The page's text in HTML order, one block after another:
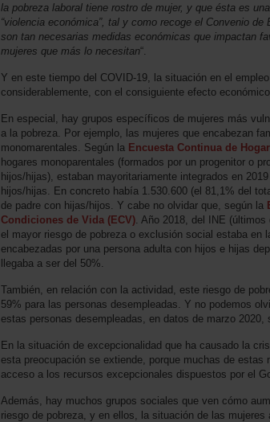
la pobreza laboral tiene rostro de mujer, y que ésta es
“violencia económica”, tal y como recoge el Convenio de
son tan necesarias medidas económicas que impactan
mujeres que más lo necesitan“.
Y en este tiempo del COVID-19, la situación en el
considerablemente, con el consiguiente efecto
En especial, hay grupos específicos de mujeres más
a la pobreza. Por ejemplo, las mujeres que encabezan
monomarentales. Según la Encuesta Continua de
hogares monoparentales (formados por un progenitor o
hijos/hijas), estaban mayoritariamente integrados en
hijos/hijas. En concreto había 1.530.600 (el 81,1% del
de padre con hijas/hijos. Y cabe no olvidar que, según la
Condiciones de Vida (ECV) . Año 2018, del INE
el mayor riesgo de pobreza o exclusión social estaba en
encabezadas por una persona adulta con hijos e hijas
llegaba a ser del 50%.
También, en relación con la actividad, este riesgo de
59% para las personas desempleadas. Y no podemos
estas personas desempleadas, en datos de marzo 2020,
En la situación de excepcionalidad que ha causado la
esta preocupación se extiende, porque muchas de estas
acceso a los recursos excepcionales dispuestos por el
Además, hay muchos grupos sociales que ven cómo
riesgo de pobreza, y en ellos, la situación de las mujeres